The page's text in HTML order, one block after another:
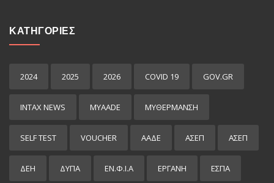
ΚΑΤΗΓΟΡΙΕΣ
2024 2025 2026 COVID 19 GOV.GR
INTAX NEWS MYAADE MYΘΈΡΜΑΝΣΗ
SELF TEST VOUCHER ΑΑΔΕ ΑΣΕΠ ΑΣΕΠ
ΔΕΗ ΔΥΠΑ ΕΝ.Φ.Ι.Α ΕΡΓΑΝΗ ΕΣΠΑ